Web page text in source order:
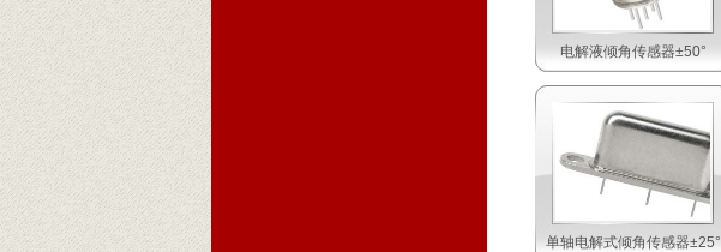
电解液倾角传感器±50°
单轴电解式倾角传感器±25°